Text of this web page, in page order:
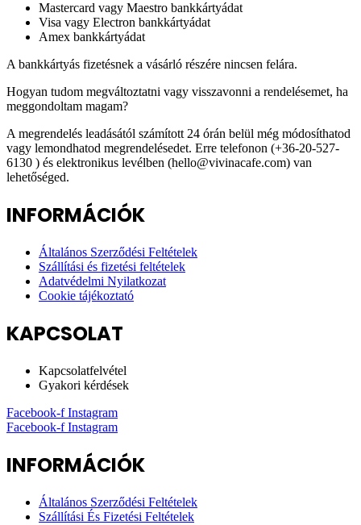
Mastercard vagy Maestro bankkártyádat
Visa vagy Electron bankkártyádat
Amex bankkártyádat
A bankkártyás fizetésnek a vásárló részére nincsen felára.
Hogyan tudom megváltoztatni vagy visszavonni a rendelésemet, ha
meggondoltam magam?
A megrendelés leadásától számított 24 órán belül még módosíthatod
vagy lemondhatod megrendelésedet. Erre telefonon (+36-20-527-
6130 ) és elektronikus levélben (hello@vivinacafe.com) van
lehetőséged.
INFORMÁCIÓK
Általános Szerződési Feltételek
Szállítási és fizetési feltételek
Adatvédelmi Nyilatkozat
Cookie tájékoztató
KAPCSOLAT
Kapcsolatfelvétel
Gyakori kérdések
Facebook-f Instagram
Facebook-f Instagram
INFORMÁCIÓK
Általános Szerződési Feltételek
Szállítási És Fizetési Feltételek